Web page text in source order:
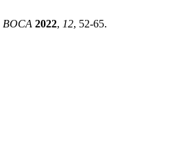
BOCA 2022, 12, 52-65.